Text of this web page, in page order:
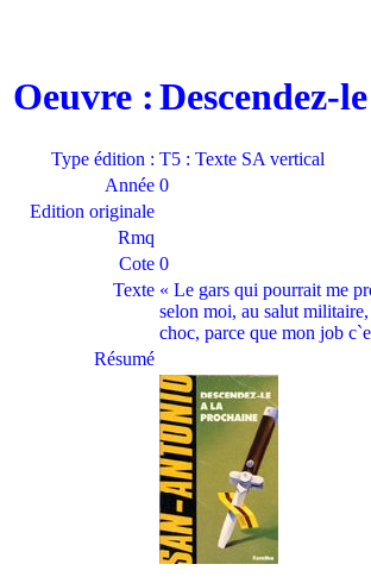
Oeuvre :Descendez-
Type édition : T5 : Texte SA vertical
Année 0
Edition originale
Rmq
Cote 0
Texte « Le gars qui pourrait me
selon moi, au salut
choc, parce que mon job
Résumé